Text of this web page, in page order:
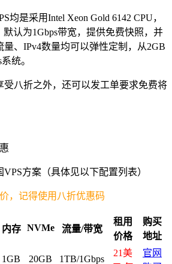
均是采用Intel Xeon Gold 6142 CPU，
默认为1Gbps带宽，提供免费快照，并
量、IPv4数量均可以弹性定制，从2GB
统。
受八折之外，还可以发工单要求免费将
VPS方案（具体见以下配置列表）
，记得使用八折优惠码
内存 NVMe 流量/带宽
租用
价格
购买
地址
1GB 20GB 1TB/1Gbps
21美
官网